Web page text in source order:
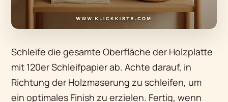
Schleife die gesamte Oberfläche der Holzplatte
mit 120er Schleifpapier ab. Achte darauf, in
Richtung der Holzmaserung zu schleifen, um
ein optimales Finish zu erzielen. Fertig, wenn